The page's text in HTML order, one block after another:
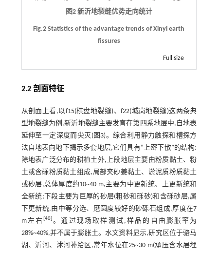
图2 新沂地裂缝优势走向统计
Fig.2 Statistics of the advantage trends of Xinyi earth
fissures
Full size
2.2 剖面特征
从剖面上看,以f15(棋盘地裂缝)、f22(城岗地裂缝)这两条典
型地裂缝为例,新沂地裂缝主要发育在第四系地层中,自地表
延伸至一定深度而尖灭(图3)。综合利用静力触探和槽探方
法自地表向地下揭示多套地层,它们具有“上密下散”的结构:
除地表广泛分布的耕植土外,上段地层主要由粉质黏土、粉
土或含砾粉质黏土组成,局部夹砂姜黏土、淤泥质粉质黏土
或砂层,总体厚度约10~40 m,主要为中更新统、上更新统和
全新统;下段主要为巨厚的砂层(粗砂和砾砂)和含砾砂层,属
下更新统,由中等分选、磨圆度较好的砂砾石组成,厚度在7
m左右[40] 。通过现场取样测试,样品的自由膨胀率为
28%~40%,并不属于膨胀土。水文资料显示,研究区位于骆马
湖、沂河、沭河补给区,常年水位在25~30 m(承压含水层埋